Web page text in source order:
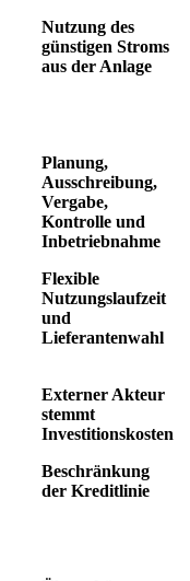
Nutzung des
günstigen Stroms
aus der Anlage
Planung,
Ausschreibung,
Vergabe,
Kontrolle und
Inbetriebnahme
Flexible
Nutzungslaufzeit
und
Lieferantenwahl
Externer Akteur
stemmt
Investitionskosten
Beschränkung
der Kreditlinie